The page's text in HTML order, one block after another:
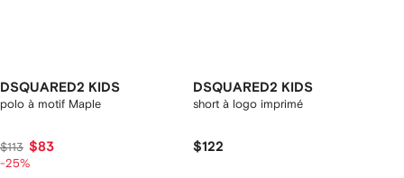
DSQUARED2 KIDS
polo à motif Maple
$113 $83
-25%
DSQUARED2 KIDS
short à logo imprimé
$122